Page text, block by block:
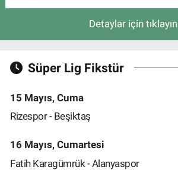
Detaylar için tıklayın
Süper Lig Fikstür
15 Mayıs, Cuma
Rizespor - Beşiktaş
16 Mayıs, Cumartesi
Fatih Karagümrük - Alanyaspor